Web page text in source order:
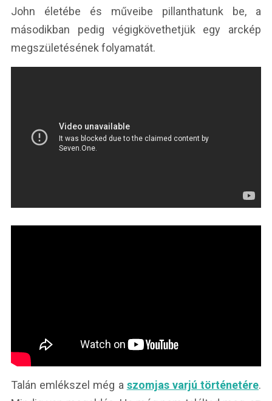
John életébe és műveibe pillanthatunk be, a
másodikban pedig végigkövethetjük egy arckép
megszületésének folyamatát.
Talán emlékszel még a szomjas varjú történetére.